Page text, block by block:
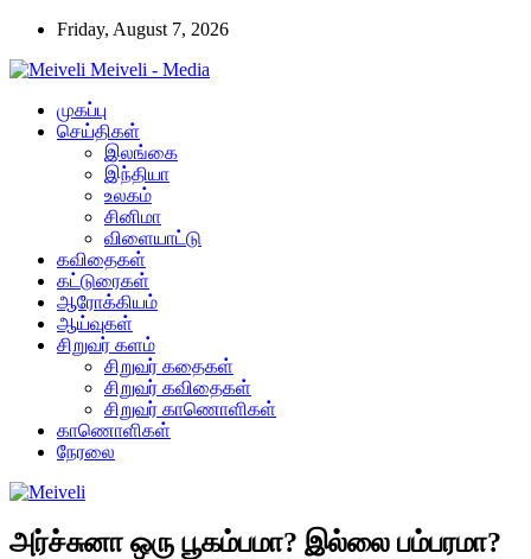
Friday, August 7, 2026
Meiveli - Media
முகப்பு
செய்திகள்
இலங்கை
இந்தியா
உலகம்
சினிமா
விளையாட்டு
கவிதைகள்
கட்டுரைகள்
ஆரோக்கியம்
ஆய்வுகள்
சிறுவர் களம்
சிறுவர் கதைகள்
சிறுவர் கவிதைகள்
சிறுவர் காணொளிகள்
காணொளிகள்
நேரலை
அர்ச்சுனா ஒரு பூகம்பமா? இல்லை பம்பரமா?